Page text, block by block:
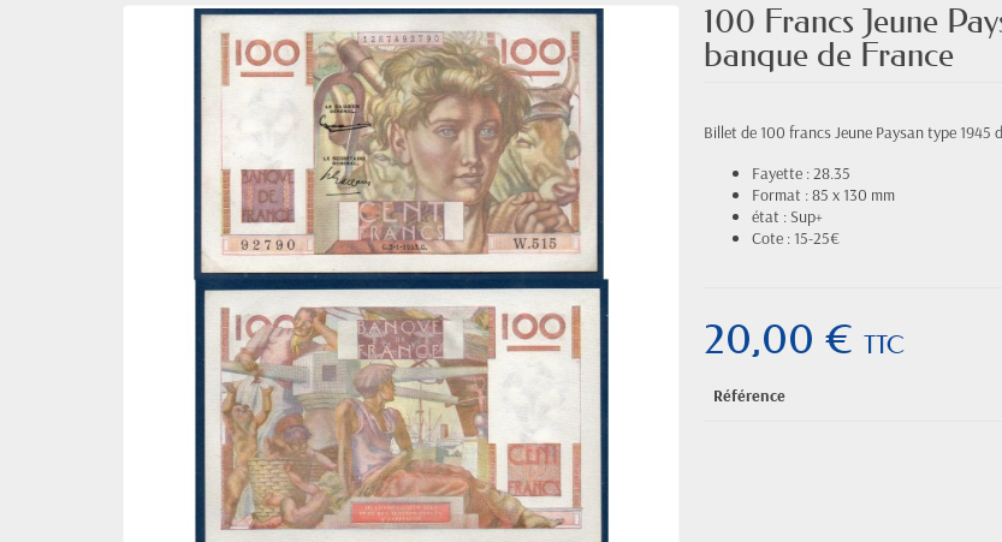
100 Francs Jeune
banque de France
Billet de 100 francs Jeune Paysan type 1945
Fayette : 28.35
Format : 85 x 130 mm
état : Sup+
Cote : 15-25€
20,00 €TTC
Référence